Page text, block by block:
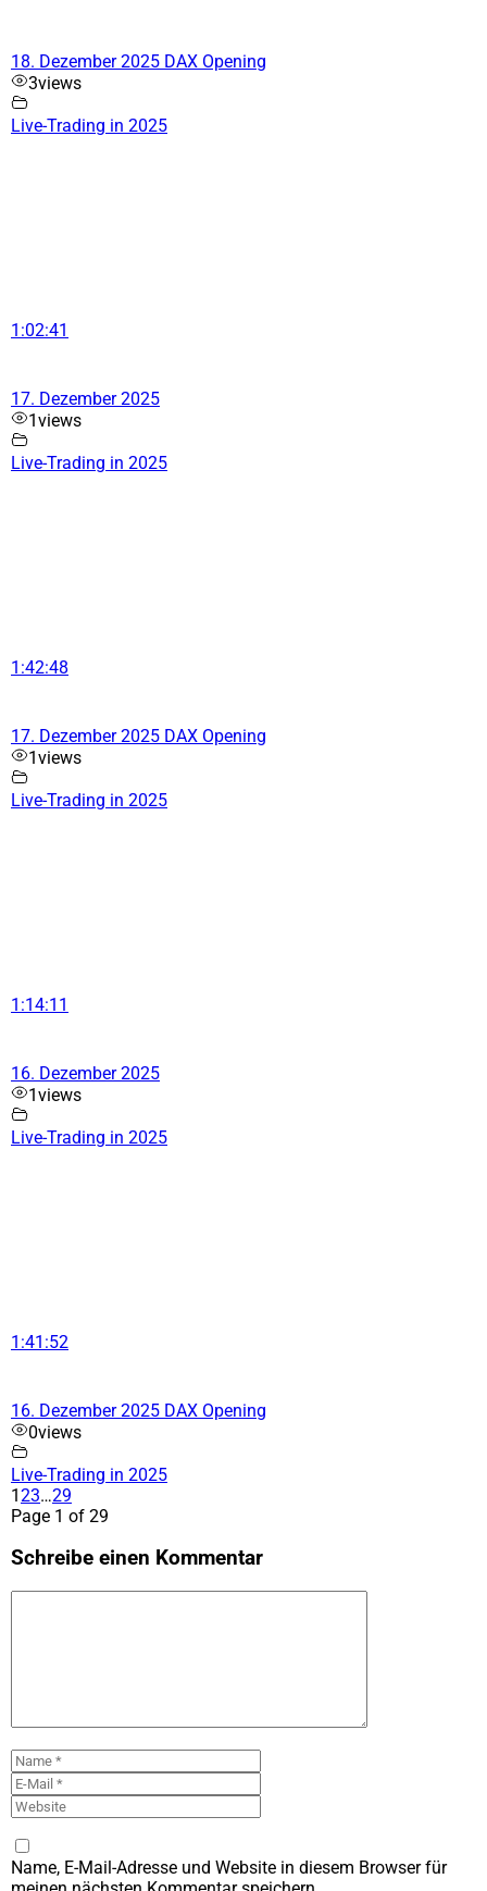
18. Dezember 2025 DAX Opening
3views
Live-Trading in 2025
1:02:41
17. Dezember 2025
1views
Live-Trading in 2025
1:42:48
17. Dezember 2025 DAX Opening
1views
Live-Trading in 2025
1:14:11
16. Dezember 2025
1views
Live-Trading in 2025
1:41:52
16. Dezember 2025 DAX Opening
0views
Live-Trading in 2025
123…29
Page 1 of 29
Schreibe einen Kommentar
Name
Mail
Name, E-Mail-Adresse und Website in diesem Browser für